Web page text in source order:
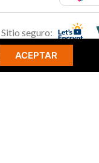
ACEPTAR
Sitio seguro: